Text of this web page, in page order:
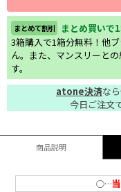
まとめて割引
まとめ買いで
3箱購入で1箱分無料！他
ん。また、マンスリーと
す。
atone決済な
今日ご注文
商品説明
○…